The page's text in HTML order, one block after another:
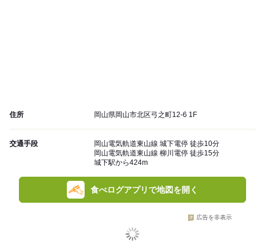
住所 岡山県岡山市北区弓之町12-6 1F
交通手段
岡山電気軌道東山線 城下電停 徒歩10分
岡山電気軌道東山線 柳川電停 徒歩15分
城下駅から424m
食べログアプリで地図を開く
広告を非表示